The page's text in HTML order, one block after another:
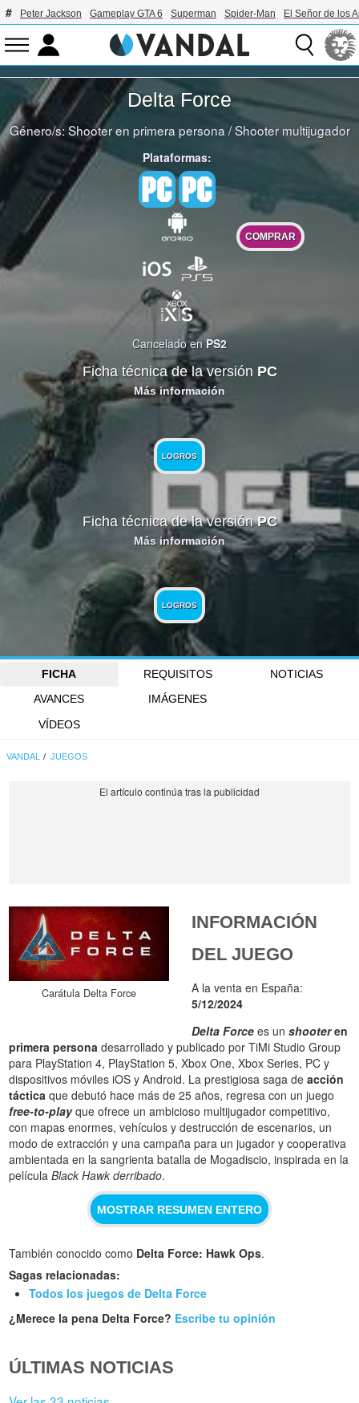
Peter Jackson Gameplay GTA 6 Superman Spider-Man El Señor de los
Delta Force
Género/s:Shooter en primera persona /Shooter multijugador
Plataformas:
COMPRAR
Cancelado enPS2
Ficha técnica de la versión PC
Más información
LOGROS
Ficha técnica de la versiónPC
Más información
LOGROS
FICHA REQUISITOS
NOTICIAS
AVANCES
IMÁGENES
VÍDEOS
VANDAL JUEGOS
Carátula Delta Force
INFORMACIÓN
DEL JUEGO
A la venta en España:
5/12/2024
Delta Force es unshooteren
primera persona desarrollado y publicado por TiMi Studio Group
para PlayStation 4, PlayStation 5, Xbox One, Xbox Series, PC y
dispositivos móviles iOS y Android. La prestigiosa saga deacción
táctica que debutó hace más de 25 años, regresa con un juego
free-to-playque ofrece un ambicioso multijugador competitivo,
con mapas enormes, vehículos y destrucción de escenarios, un
modo de extracción y una campaña para un jugador y cooperativa
ambientada en la sangrienta batalla de Mogadiscio, inspirada en la
películaBlack Hawk derribado.
MOSTRAR RESUMEN ENTERO
También conocido como Delta Force: Hawk Ops.
Sagas relacionadas:
Todos los juegos de Delta Force
¿Merece la pena Delta Force? Escribe tu opinión
ÚLTIMAS NOTICIAS